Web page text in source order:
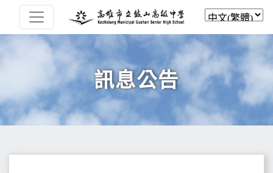
訊息公告